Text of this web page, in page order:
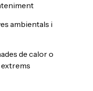
ambientals i
de calor o